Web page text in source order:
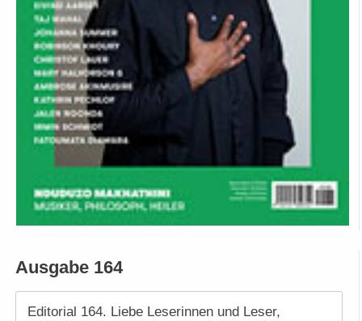
Ausgabe 164
Editorial 164. Liebe Leserinnen und Leser,